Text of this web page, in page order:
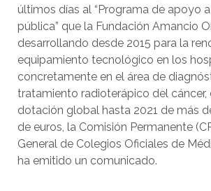
últimos días al “Programa de apoyo
pública” que la Fundación Amancio
desarrollando desde 2015 para la
equipamiento tecnológico en los
concretamente en el área de
tratamiento radioterápico del cáncer,
dotación global hasta 2021 de más
de euros, la Comisión Permanente
General de Colegios Oficiales de
ha emitido un comunicado.